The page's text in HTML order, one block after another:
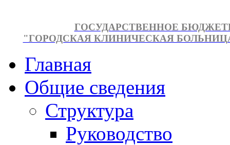
ГОСУДАРСТВЕННОЕ
"ГОРОДСКАЯ КЛИНИЧЕСКАЯ
Главная
Общие сведения
Структура
Руководство